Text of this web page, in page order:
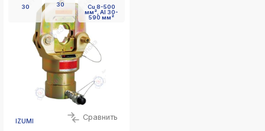
30
30
Cu 8-500
мм², Al 30-
590 мм²
IZUMI Сравнить